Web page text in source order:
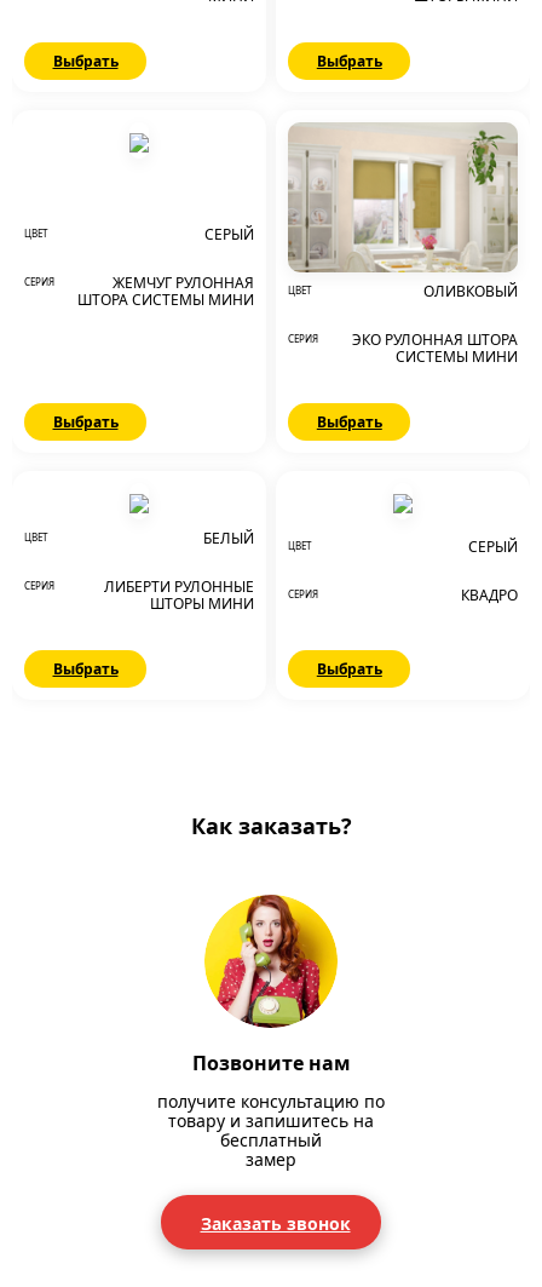
Выбрать Выбрать
ЦВЕТ СЕРЫЙ
СЕРИЯ
ЖЕМЧУГ РУЛОННАЯ
ШТОРА СИСТЕМЫ МИНИ
Выбрать
ЦВЕТ ОЛИВКОВЫЙ
СЕРИЯ
ЭКО РУЛОННАЯ ШТОРА
СИСТЕМЫ МИНИ
Выбрать
ЦВЕТ БЕЛЫЙ
СЕРИЯ
ЛИБЕРТИ РУЛОННЫЕ
ШТОРЫ МИНИ
Выбрать
ЦВЕТ СЕРЫЙ
СЕРИЯ КВАДРО
Выбрать
Как заказать?
Позвоните нам
получите консультацию по
товару и запишитесь на
бесплатный
замер
Заказать звонок